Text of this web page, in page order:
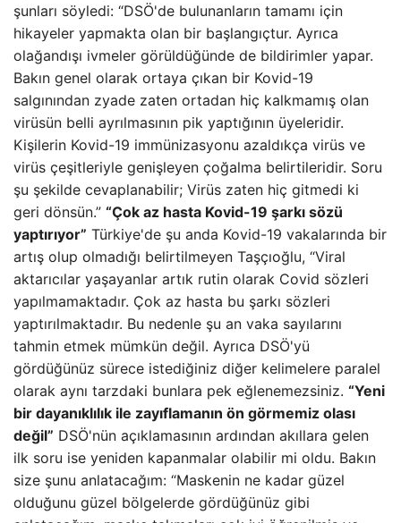
şunları söyledi: “DSÖ'de bulunanların tamamı için
hikayeler yapmakta olan bir başlangıçtur. Ayrıca
olağandışı ivmeler görüldüğünde de bildirimler yapar.
Bakın genel olarak ortaya çıkan bir Kovid-19
salgınından zyade zaten ortadan hiç kalkmamış olan
virüsün belli ayrılmasının pik yaptığının üyeleridir.
Kişilerin Kovid-19 immünizasyonu azaldıkça virüs ve
virüs çeşitleriyle genişleyen çoğalma belirtileridir. Soru
şu şekilde cevaplanabilir; Virüs zaten hiç gitmedi ki
geri dönsün.” “Çok az hasta Kovid-19 şarkı sözü
yaptırıyor” Türkiye'de şu anda Kovid-19 vakalarında bir
artış olup olmadığı belirtilmeyen Taşçıoğlu, “Viral
aktarıcılar yaşayanlar artık rutin olarak Covid sözleri
yapılmamaktadır. Çok az hasta bu şarkı sözleri
yaptırılmaktadır. Bu nedenle şu an vaka sayılarını
tahmin etmek mümkün değil. Ayrıca DSÖ'yü
gördüğünüz sürece istediğiniz diğer kelimelere paralel
olarak aynı tarzdaki bunlara pek eğlenemezsiniz. “Yeni
bir dayanıklılık ile zayıflamanın ön görmemiz olası
değil” DSÖ'nün açıklamasının ardından akıllara gelen
ilk soru ise yeniden kapanmalar olabilir mi oldu. Bakın
size şunu anlatacağım: “Maskenin ne kadar güzel
olduğunu güzel bölgelerde gördüğünüz gibi